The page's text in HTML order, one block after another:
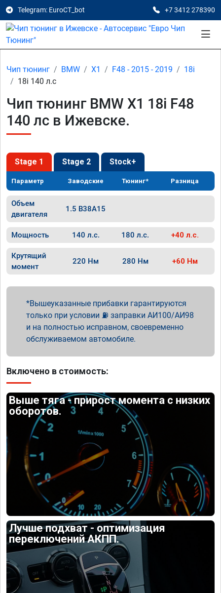
Telegram: EuroCT_bot +7 3412 278390
Чип тюнинг BMW X1 F48 - 2015 - 2019
18i
18i 140 л.с
Чип тюнинг BMW X1 18i F48
140 лс в Ижевске.
Stage 1 Stage 2 Stock+
Параметр Заводские Тюнинг* Разница
Объем
двигателя
1.5 B38A15
Мощность 140 л.с. 180 л.с. +40 л.с.
Крутящий
момент
220 Нм 280 Нм +60 Нм
Вышеуказанные прибавки гарантируются
только при условии ⛽ заправки АИ100/АИ98
и на полностью исправном, своевременно
обслуживаемом автомобиле.
Включено в стоимость:
Выше тяга - прирост момента с низких
оборотов.
Лучше подхват - оптимизация
переключений АКПП.